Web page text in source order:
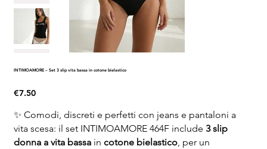
INTIMOAMORE – Set 3 slip vita bassa in cotone bielastico
Price
€7.50
✨ Comodi, discreti e perfetti con jeans e pantaloni a
vita scesa: il set INTIMOAMORE 464F include 3 slip
donna a vita bassain cotone bielastico, per un